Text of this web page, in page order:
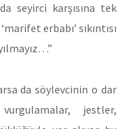
seyirci karşısına tek
erbabı’ sıkıntısı
da söylevcinin o dar
jestler,